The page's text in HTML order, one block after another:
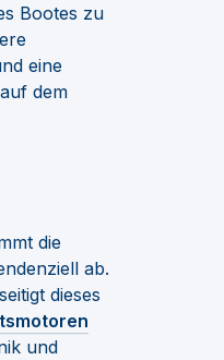
Bootes zu
eine
dem
die
ab.
dieses
und